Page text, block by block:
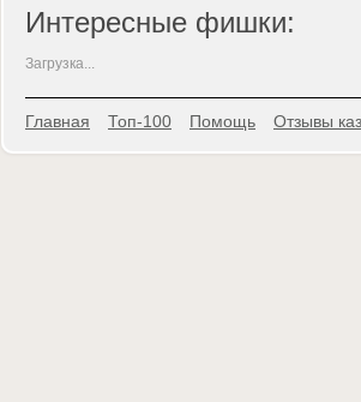
Интересные фишки:
Загрузка...
Главная Топ-100 Помощь Отзывы